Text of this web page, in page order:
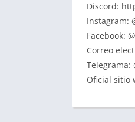
Discord:
Instagram:
Facebook:
Correo
Telegrama:
Oficial sitio